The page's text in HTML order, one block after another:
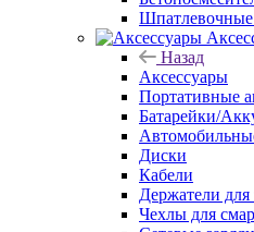
Шпатлевочные
Назад
Аксессуары
Портативные
Батарейки/
Диски
Кабели
Держатели для
Чехлы для